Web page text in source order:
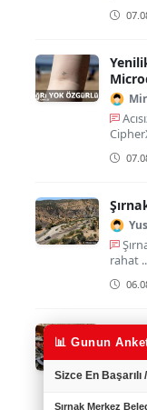
rahat
umut
📊 Gunun
Sizce En
Şırnak Merkez